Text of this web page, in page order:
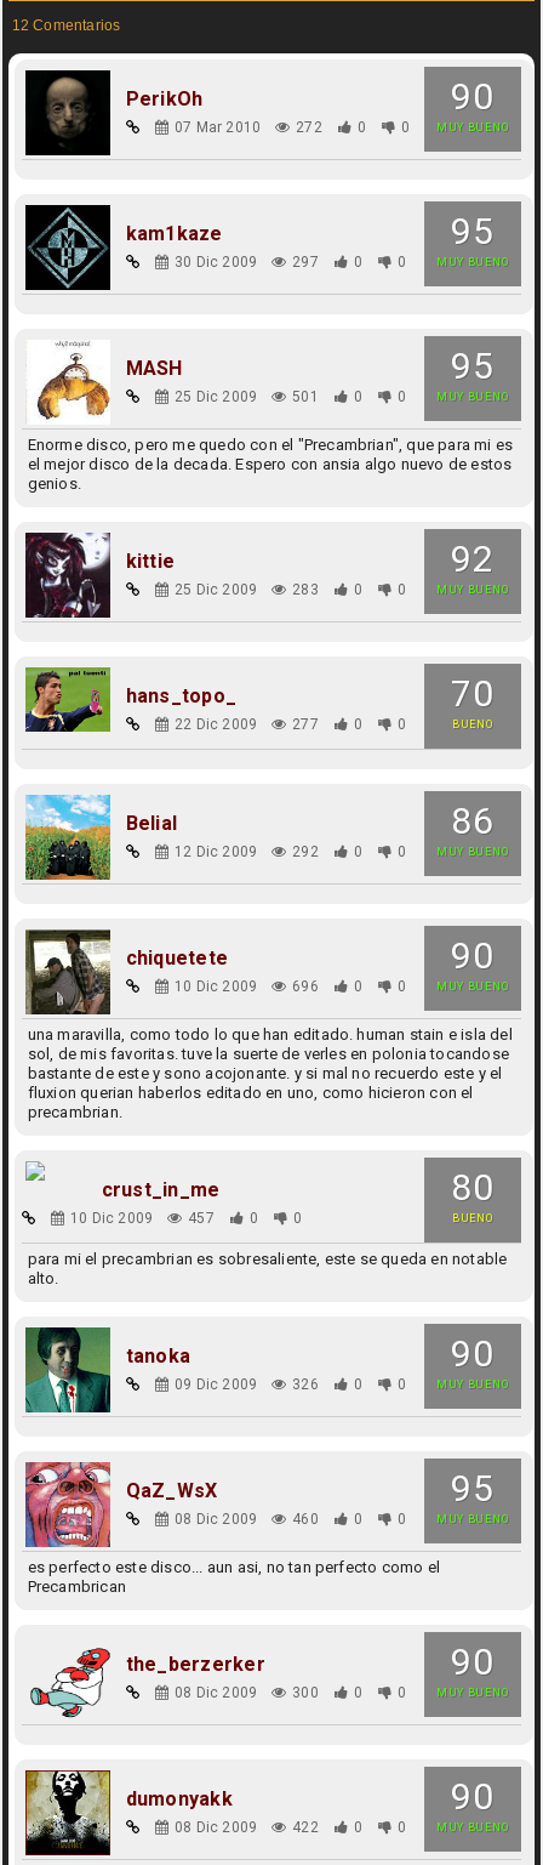
12 Comentarios
90
MUY BUENO
PerikOh
07 Mar 2010 272 0 0
95
MUY BUENO
kam1kaze
30 Dic 2009 297 0 0
95
MUY BUENO
MASH
25 Dic 2009 501 0 0
Enorme disco, pero me quedo con el "Precambrian", que para mi es
el mejor disco de la decada. Espero con ansia algo nuevo de estos
genios.
92
MUY BUENO
kittie
25 Dic 2009 283 0 0
70
BUENO
hans_topo_
22 Dic 2009 277 0 0
86
MUY BUENO
Belial
12 Dic 2009 292 0 0
90
MUY BUENO
chiquetete
10 Dic 2009 696 0 0
una maravilla, como todo lo que han editado. human stain e isla del
sol, de mis favoritas. tuve la suerte de verles en polonia tocandose
bastante de este y sono acojonante. y si mal no recuerdo este y el
fluxion querian haberlos editado en uno, como hicieron con el
precambrian.
80
BUENO
crust_in_me
10 Dic 2009 457 0 0
para mi el precambrian es sobresaliente, este se queda en notable
alto.
90
MUY BUENO
tanoka
09 Dic 2009 326 0 0
95
MUY BUENO
QaZ_WsX
08 Dic 2009 460 0 0
es perfecto este disco... aun asi, no tan perfecto como el
Precambrican
90
MUY BUENO
the_berzerker
08 Dic 2009 300 0 0
90
MUY BUENO
dumonyakk
08 Dic 2009 422 0 0